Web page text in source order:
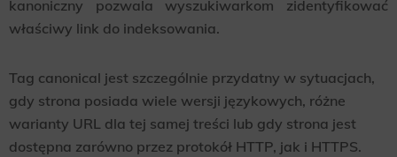
kanoniczny pozwala wyszukiwarkom zidentyfikować
właściwy link do indeksowania.
Tag canonical jest szczególnie przydatny w sytuacjach,
gdy strona posiada wiele wersji językowych, różne
warianty URL dla tej samej treści lub gdy strona jest
dostępna zarówno przez protokół HTTP, jak i HTTPS.